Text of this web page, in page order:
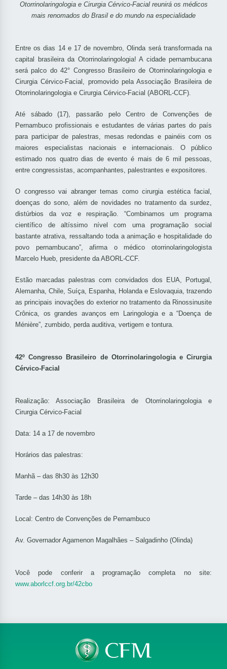
Otorrinolaringologia e Cirurgia Cérvico-Facial reunirá os médicos
mais renomados do Brasil e do mundo na especialidade
Entre os dias 14 e 17 de novembro, Olinda será transformada na
capital brasileira da Otorrinolaringologia! A cidade pernambucana
será palco do 42° Congresso Brasileiro de Otorrinolaringologia e
Cirurgia Cérvico-Facial, promovido pela Associação Brasileira de
Otorrinolaringologia e Cirurgia Cérvico-Facial (ABORL-CCF).
Até sábado (17), passarão pelo Centro de Convenções de
Pernambuco profissionais e estudantes de várias partes do país
para participar de palestras, mesas redondas e painéis com os
maiores especialistas nacionais e internacionais. O público
estimado nos quatro dias de evento é mais de 6 mil pessoas,
entre congressistas, acompanhantes, palestrantes e expositores.
O congresso vai abranger temas como cirurgia estética facial,
doenças do sono, além de novidades no tratamento da surdez,
distúrbios da voz e respiração. “Combinamos um programa
científico de altíssimo nível com uma programação social
bastante atrativa, ressaltando toda a animação e hospitalidade do
povo pernambucano”, afirma o médico otorrinolaringologista
Marcelo Hueb, presidente da ABORL-CCF.
Estão marcadas palestras com convidados dos EUA, Portugal,
Alemanha, Chile, Suíça, Espanha, Holanda e Eslovaquia, trazendo
as principais inovações do exterior no tratamento da Rinossinusite
Crônica, os grandes avanços em Laringologia e a “Doença de
Ménière”, zumbido, perda auditiva, vertigem e tontura.
42º Congresso Brasileiro de Otorrinolaringologia e Cirurgia
Cérvico-Facial
Realização: Associação Brasileira de Otorrinolaringologia e
Cirurgia Cérvico-Facial
Data: 14 a 17 de novembro
Horários das palestras:
Manhã – das 8h30 às 12h30
Tarde – das 14h30 às 18h
Local: Centro de Convenções de Pernambuco
Av. Governador Agamenon Magalhães – Salgadinho (Olinda)
Você pode conferir a programação completa no site:
www.aborlccf.org.br/42cbo